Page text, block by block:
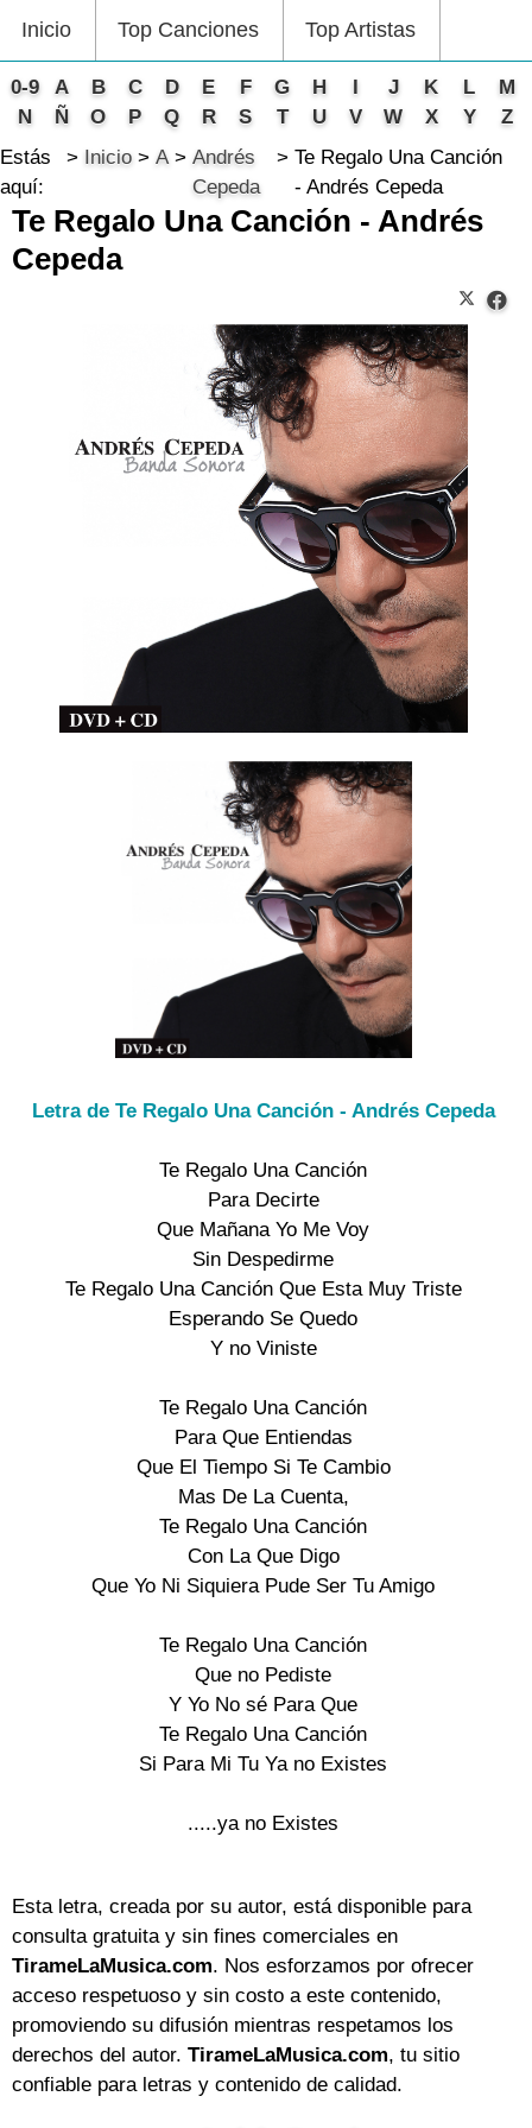
Inicio Top Canciones Top Artistas
0-9 A B C D E F G H I J K L
M
N
Ñ O P Q R S T U V W X Y
Z
Estás
aquí:
Inicio A
Andrés
Cepeda
Te Regalo Una Canción
- Andrés Cepeda
Te Regalo Una Canción - Andrés
Cepeda
Letra de Te Regalo Una Canción - Andrés Cepeda
Te Regalo Una Canción
Para Decirte
Que Mañana Yo Me Voy
Sin Despedirme
Te Regalo Una Canción Que Esta Muy Triste
Esperando Se Quedo
Y no Viniste
Te Regalo Una Canción
Para Que Entiendas
Que El Tiempo Si Te Cambio
Mas De La Cuenta,
Te Regalo Una Canción
Con La Que Digo
Que Yo Ni Siquiera Pude Ser Tu Amigo
Te Regalo Una Canción
Que no Pediste
Y Yo No sé Para Que
Te Regalo Una Canción
Si Para Mi Tu Ya no Existes
.....ya no Existes
Esta letra, creada por su autor, está disponible para
consulta gratuita y sin fines comerciales en
TirameLaMusica.com. Nos esforzamos por ofrecer
acceso respetuoso y sin costo a este contenido,
promoviendo su difusión mientras respetamos los
derechos del autor. TirameLaMusica.com, tu sitio
confiable para letras y contenido de calidad.